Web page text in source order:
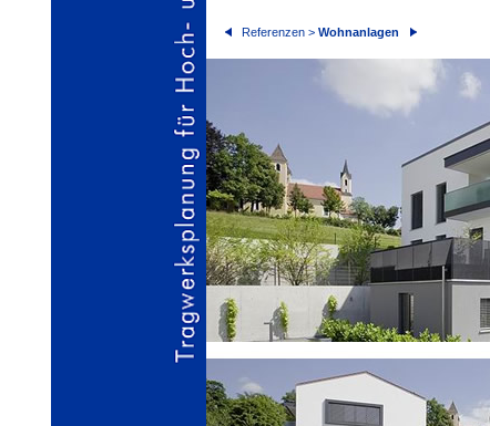
Referenzen > Wohnanlagen